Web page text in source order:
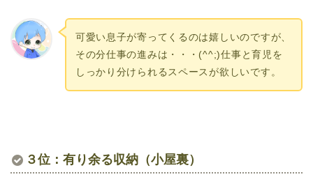
可愛い息子が寄ってくるのは嬉しいのですが、
その分仕事の進みは・・・(^^;)仕事と育児を
しっかり分けられるスペースが欲しいです。
３位：有り余る収納（小屋裏）